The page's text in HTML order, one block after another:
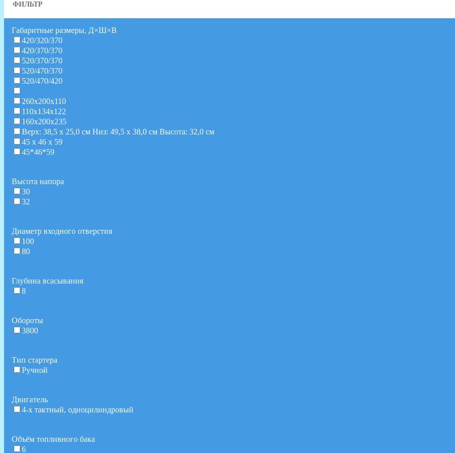
ФИЛЬТР
Габаритные размеры, Д×Ш×В
420/320/370
420/370/370
520/370/370
520/470/370
520/470/420
260х200х110
110x134x122
160х200х235
Верх: 38,5 х 25,0 см Низ: 49,5 х 38,0 см Высота: 32,0 см
45 х 46 х 59
45*46*59
Высота напора
30
32
Диаметр входного отверстия
100
80
Глубина всасывания
8
Обороты
3800
Тип стартера
Ручной
Двигатель
4-х тактный, одноцилиндровый
Объём топливного бака
6